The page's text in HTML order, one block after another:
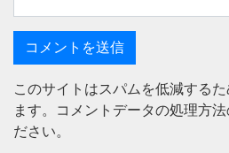
このサイトはスパムを低減する
ます。
コメントデータの処理方
ださい。